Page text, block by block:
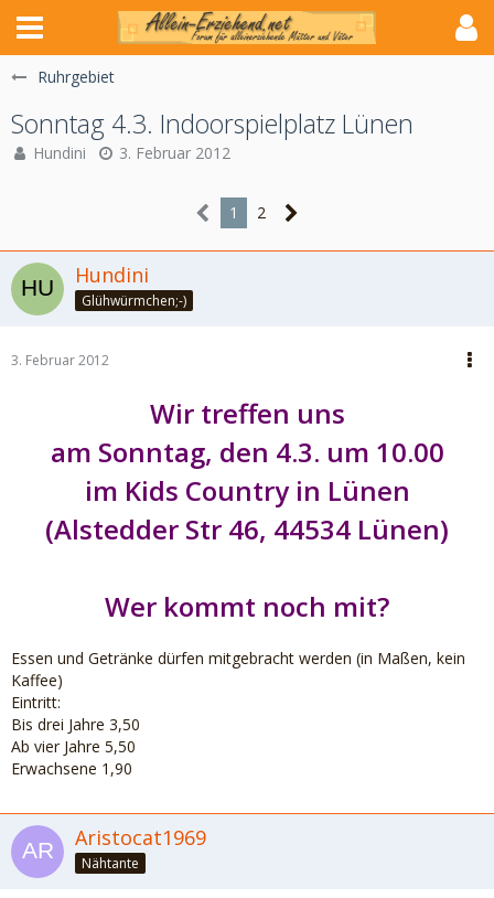
Ruhrgebiet
Sonntag 4.3. Indoorspielplatz Lünen
Hundini 3. Februar 2012
1 2
Hundini
Glühwürmchen;-)
3. Februar 2012
Wir treffen uns
am Sonntag, den 4.3. um 10.00
im Kids Country in Lünen
(Alstedder Str 46, 44534 Lünen)
Wer kommt noch mit?
Essen und Getränke dürfen mitgebracht werden (in Maßen, kein
Kaffee)
Eintritt:
Bis drei Jahre 3,50
Ab vier Jahre 5,50
Erwachsene 1,90
Aristocat1969
Nähtante